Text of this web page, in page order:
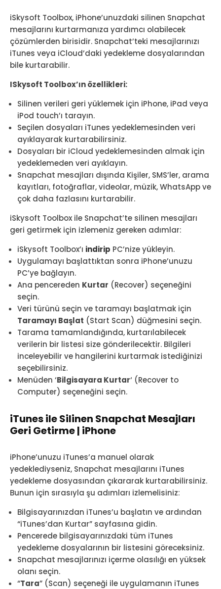
iSkysoft Toolbox, iPhone’unuzdaki silinen Snapchat
mesajlarını kurtarmanıza yardımcı olabilecek
çözümlerden birisidir. Snapchat’teki mesajlarınızı
iTunes veya iCloud’daki yedekleme dosyalarından
bile kurtarabilir.
ISkysoft Toolbox’ın özellikleri:
Silinen verileri geri yüklemek için iPhone, iPad veya
iPod touch’ı tarayın.
Seçilen dosyaları iTunes yedeklemesinden veri
ayıklayarak kurtarabilirsiniz.
Dosyaları bir iCloud yedeklemesinden almak için
yedeklemeden veri ayıklayın.
Snapchat mesajları dışında Kişiler, SMS’ler, arama
kayıtları, fotoğraflar, videolar, müzik, WhatsApp ve
çok daha fazlasını kurtarabilir.
iSkysoft Toolbox ile Snapchat’te silinen mesajları
geri getirmek için izlemeniz gereken adımlar:
iSkysoft Toolbox’ı indirip PC’nize yükleyin.
Uygulamayı başlattıktan sonra iPhone’unuzu
PC’ye bağlayın.
Ana pencereden Kurtar (Recover) seçeneğini
seçin.
Veri türünü seçin ve taramayı başlatmak için
Taramayı Başlat (Start Scan) düğmesini seçin.
Tarama tamamlandığında, kurtarılabilecek
verilerin bir listesi size gönderilecektir. Bilgileri
inceleyebilir ve hangilerini kurtarmak istediğinizi
seçebilirsiniz.
Menüden ‘Bilgisayara Kurtar‘ (Recover to
Computer) seçeneğini seçin.
iTunes ile Silinen Snapchat Mesajları
Geri Getirme | iPhone
iPhone’unuzu iTunes’a manuel olarak
yedeklediyseniz, Snapchat mesajlarını iTunes
yedekleme dosyasından çıkararak kurtarabilirsiniz.
Bunun için sırasıyla şu adımları izlemelisiniz:
Bilgisayarınızdan iTunes’u başlatın ve ardından
“iTunes’dan Kurtar” sayfasına gidin.
Pencerede bilgisayarınızdaki tüm iTunes
yedekleme dosyalarının bir listesini göreceksiniz.
Snapchat mesajlarınızı içerme olasılığı en yüksek
olanı seçin.
“Tara” (Scan) seçeneği ile uygulamanın iTunes